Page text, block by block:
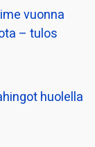
vuonna
– tulos
huolella